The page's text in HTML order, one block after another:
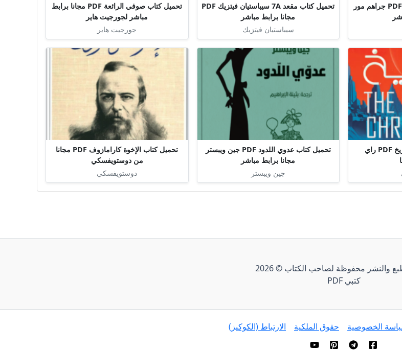
تحميل كتاب آخر أيام الظلام PDF جراهم مور
تحميل كتاب مقعد 7A سيباستيان فيتزيك PDF
مجانا برابط مباشر
سيباستيان فيتزيك
تحميل كتاب صوفي الرائعة PDF مجانا برابط
مباشر لجورجيت هاير
جورجيت هاير
تحميل كتاب سجلات المريخ PDF راي
تحميل كتاب عدوي اللدود PDF جين ويبستر
مجانا برابط مباشر
جين ويبستر
تحميل كتاب الإخوة كارامازوف PDF مجانا
من دوستويفسكي
دوستويفسكي
حقوق الطبع والنشر محفوظة لصاحب الكتاب © 2026
كتبي PDF
الخصوصية حقوق الملكية الارتباط (الكوكيز)